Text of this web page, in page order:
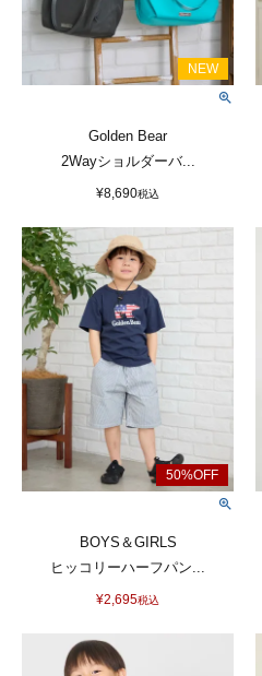
Golden Bear
2Wayショルダーバ...
¥8,690税込
BOYS＆GIRLS
ヒッコリーハーフパン...
¥2,695税込